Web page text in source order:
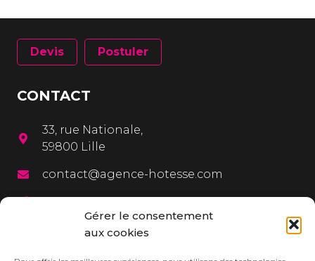
Gérer le consentement
aux cookies
Devis Postuler
CONTACT
33, rue Nationale,
59800 Lille
contact@agence-hotesse.com
03 20 12 72 65
06 67 92 99 72